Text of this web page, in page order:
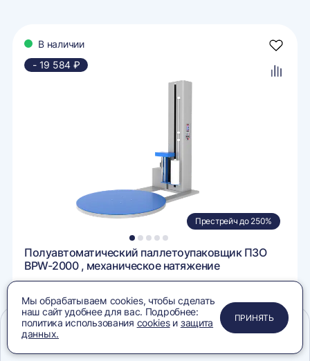
В наличии
- 19 584 ₽
1 2 3 4 5
Престрейч до 250%
Полуавтоматический паллетоупаковщик ПЗО
BPW-2000 , механическое натяжение
298 000 ₽ 317 584 ₽
ЗАПРОСИТЬ КП
корзину
ПРИМЕНИТЬ
ЗАКРЫТЬ
ЗАКРЫТЬ
ЗАКРЫТЬ
Мы обрабатываем cookies, чтобы сделать
наш сайт удобнее для вас. Подробнее:
политика использования cookiesи защита
данных.
ПРИНЯТЬ